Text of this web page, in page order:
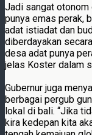
Jadi sangat otonom
punya emas perak,
adat istiadat dan
diberdayakan
desa adat punya
jelas Koster dalam
Gubernur juga
berbagai pergub
lokal di bali. “Jika
kira kedepan kita